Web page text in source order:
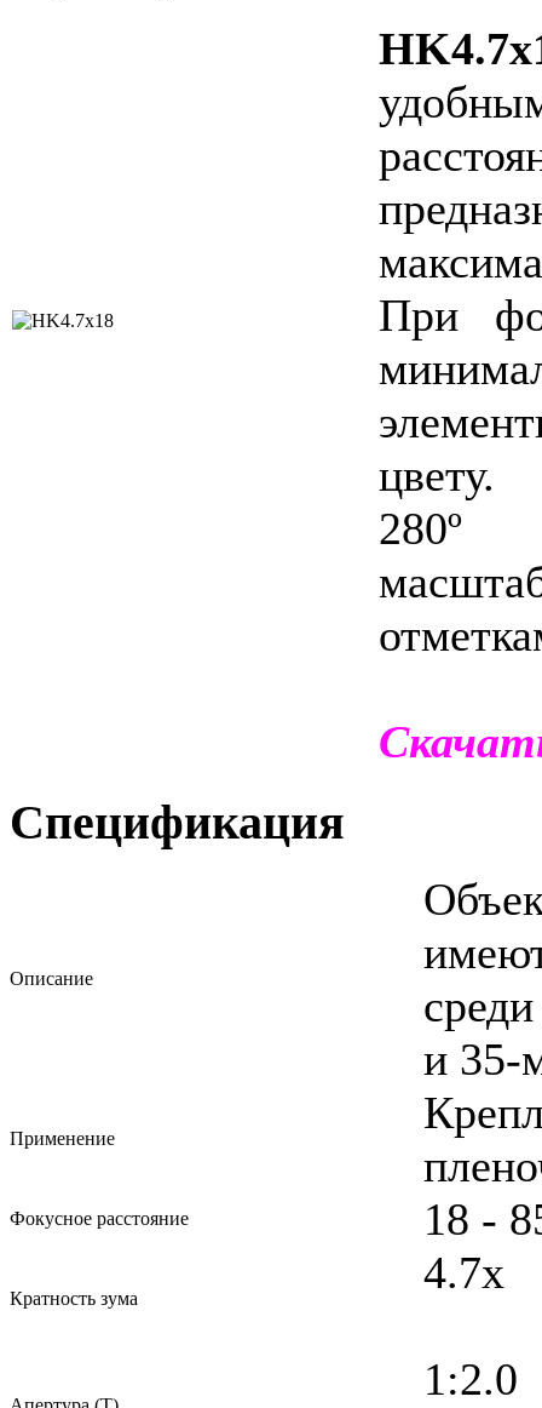
При
280º
Спецификация
Описание
и 35-
Применение
Фокусное расстояние 18 -
Кратность зума
4.7x
1:2.0